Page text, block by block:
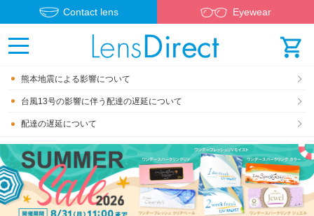
Contact lens Eyewear
熊本地震による影響について
台風13号の影響に伴う配達の遅延について
配達の遅延について